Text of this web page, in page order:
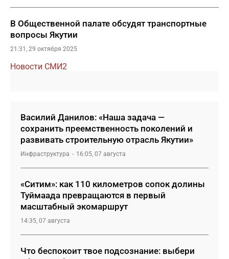
В Общественной палате обсудят транспортные
вопросы Якутии
21:31, 29 октября 2025
Новости СМИ2
Василий Данилов: «Наша задача —
сохранить преемственность поколений и
развивать строительную отрасль Якутии»
Инфраструктура 16:05, 07 августа
«Ситим»: как 110 километров сопок долины
Туймаада превращаются в первый
масштабный экомаршрут
14:35, 07 августа
Что беспокоит твое подсознание: выбери